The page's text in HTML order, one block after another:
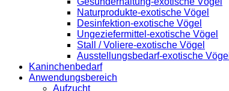
Naturprodukte-exotische Vögel
Desinfektion-exotische Vögel
Ungeziefermittel-exotische Vögel
Stall / Voliere-exotische Vögel
Ausstellungsbedarf-exotische Vögel
Kaninchenbedarf
Anwendungsbereich
Aufzucht